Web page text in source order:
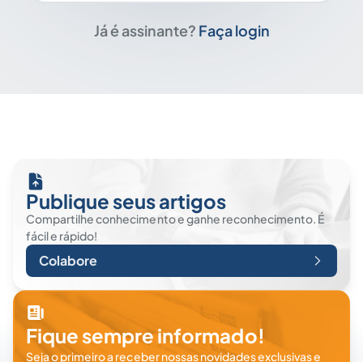
Já é assinante? Faça login
Publique seus artigos
Compartilhe conhecimento e ganhe reconhecimento. É
fácil e rápido!
Colabore
Fique sempre informado!
Seja o primeiro a receber nossas novidades exclusivas e